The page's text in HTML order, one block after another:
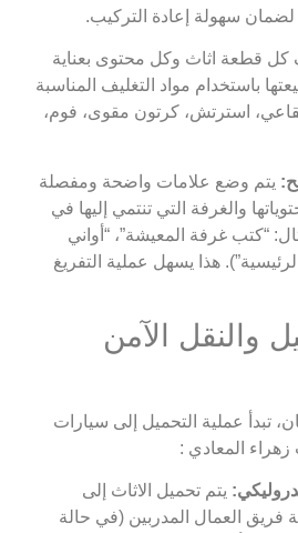
سهولة إعادة التركيب.
كل قطعة اثاث وكل محتوى بعناية
باستخدام مواد التغليف المناسبة
استرتش، كرتون مقوى، فوم،
يتم وضع علامات واضحة ومفصلة
والغرفة التي تنتمي إليها في
“كتب غرفة المعيشة”، “أواني
هذا يسهل عملية التفريغ
والنقل الآمن
تبدأ عملية التحميل إلى سيارات
المعادي :
يتم تحميل الاثاث إلى
فريق العمال المدربين (في حالة